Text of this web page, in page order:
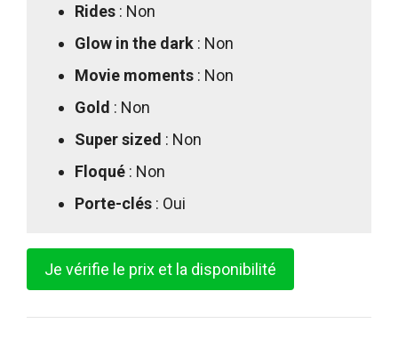
Rides : Non
Glow in the dark : Non
Movie moments : Non
Gold : Non
Super sized : Non
Floqué : Non
Porte-clés : Oui
Je vérifie le prix et la disponibilité